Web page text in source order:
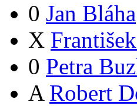
0 Jan Bláha
X
0 Petra
A Robert